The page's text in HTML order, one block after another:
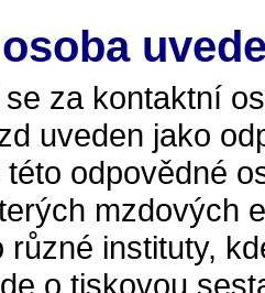
za kontaktní
uveden jako
této odpovědné
mzdových
instituty,
o tiskovou